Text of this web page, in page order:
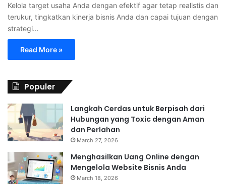
Kelola target usaha Anda dengan efektif agar tetap realistis dan
terukur, tingkatkan kinerja bisnis Anda dan capai tujuan dengan
strategi…
Read More »
Populer
Langkah Cerdas untuk Berpisah dari
Hubungan yang Toxic dengan Aman
dan Perlahan
March 27, 2026
Menghasilkan Uang Online dengan
Mengelola Website Bisnis Anda
March 18, 2026